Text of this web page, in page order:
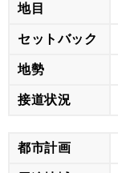
地目
セットバック
地勢
接道状況
都市計画